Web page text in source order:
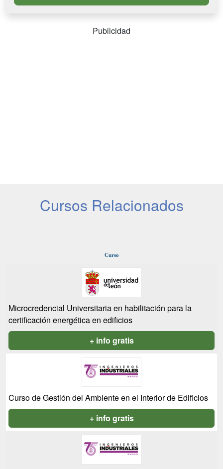
Publicidad
Cursos Relacionados
Curso
Microcredencial Universitaria en habilitación para la
certificación energética en edificios
+ info gratis
Curso de Gestión del Ambiente en el Interior de Edificios
+ info gratis